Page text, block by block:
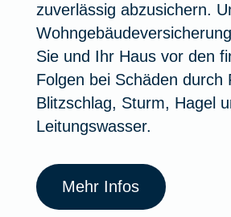
zuverlässig abzusichern.
Sie und Ihr Haus vor den
Folgen bei Schäden durch
Blitzschlag, Sturm, Hagel
Leitungswasser.
Mehr Infos